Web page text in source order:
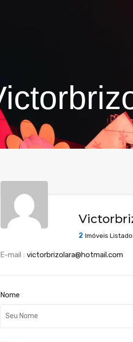
2 Imóveis
E-mail : victorbrizolara@hotmail.com
Nome